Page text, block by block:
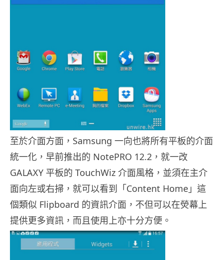
至於介面方面，Samsung 一向也將所有平板的介面
統一化，早前推出的 NotePRO 12.2，就一改
GALAXY 平板的 TouchWiz 介面風格，並須在主介
面向左或右掃，就可以看到「Content Home」這
個類似 Flipboard 的資訊介面，不但可以在熒幕上
提供更多資訊，而且使用上亦十分方便。